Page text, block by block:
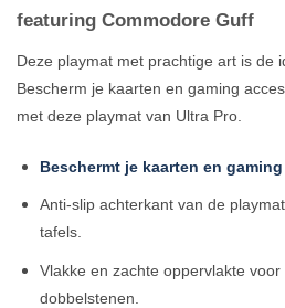
featuring Commodore Guff
Deze playmat met prachtige art is de
Bescherm je kaarten en gaming
met deze playmat van Ultra Pro.
Beschermt je kaarten en
Anti-slip achterkant van de
tafels.
Vlakke en zachte oppervlakte
dobbelstenen.